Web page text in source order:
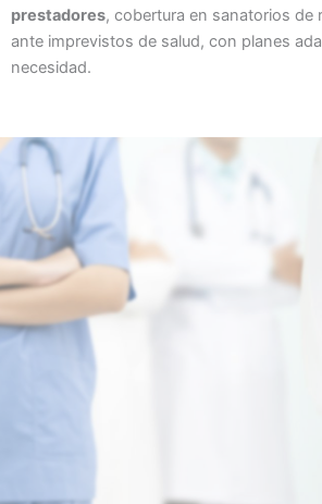
prestadores, cobertura en sanatorios de
ante imprevistos de salud, con planes
necesidad.